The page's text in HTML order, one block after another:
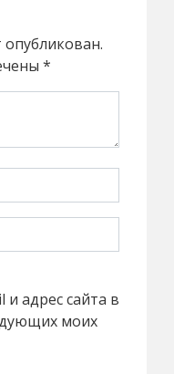
*
адрес сайта в
моих